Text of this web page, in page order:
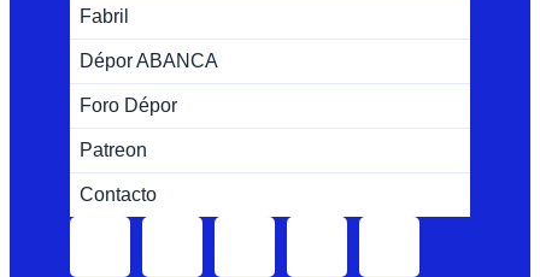
Fabril
Dépor ABANCA
Foro Dépor
Patreon
Contacto